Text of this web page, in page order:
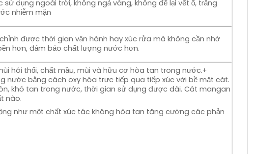
dụng ngoài trời, không ngả vàng, không để lại vết ố, trắng
nhiễm mặn
được thời gian vận hành hay xúc rửa mà không cần nhớ
hơn, đảm bảo chất lượng nước hơn.
hôi thối, chất mầu, mùi và hữu cơ hòa tan trong nước.+
nước bằng cách oxy hóa trực tiếp qua tiếp xúc với bề mặt cát.
khó tan trong nước, thời gian sử dụng được dài. Cát mangan
nào.
như một chất xúc tác không hòa tan tăng cường các phản